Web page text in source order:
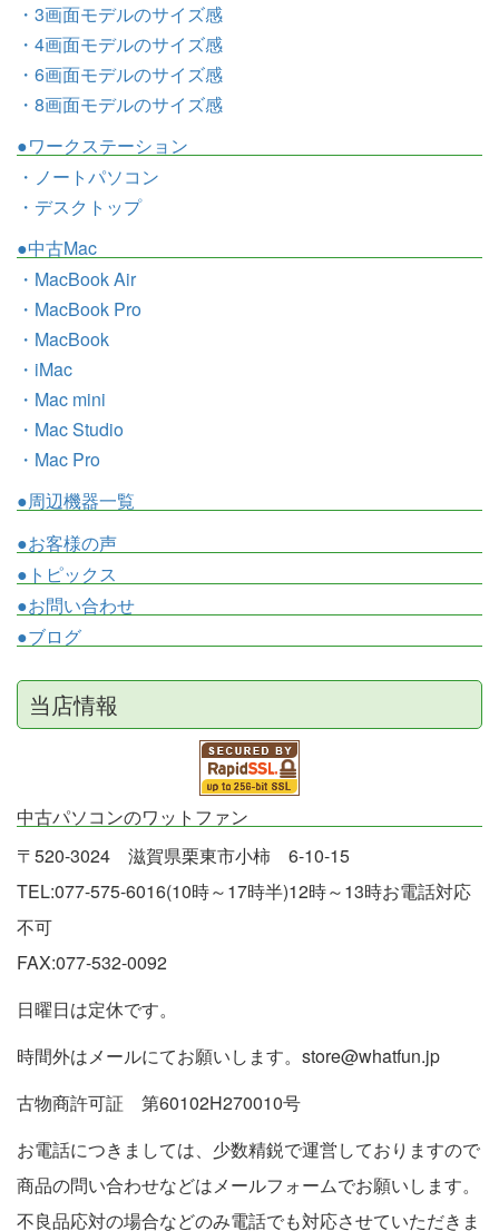
・3画面モデルのサイズ感
・4画面モデルのサイズ感
・6画面モデルのサイズ感
・8画面モデルのサイズ感
●ワークステーション
・ノートパソコン
・デスクトップ
●中古Mac
・MacBook Air
・MacBook Pro
・MacBook
・iMac
・Mac mini
・Mac Studio
・Mac Pro
●周辺機器一覧
●お客様の声
●トピックス
●お問い合わせ
●ブログ
当店情報
中古パソコンのワットファン
〒520-3024 滋賀県栗東市小柿 6-10-15
TEL:077-575-6016(10時～17時半)12時～13時お電話対応
不可
FAX:077-532-0092
日曜日は定休です。
時間外はメールにてお願いします。store@whatfun.jp
古物商許可証 第60102H270010号
お電話につきましては、少数精鋭で運営しておりますので
商品の問い合わせなどはメールフォームでお願いします。
不良品応対の場合などのみ電話でも対応させていただきま